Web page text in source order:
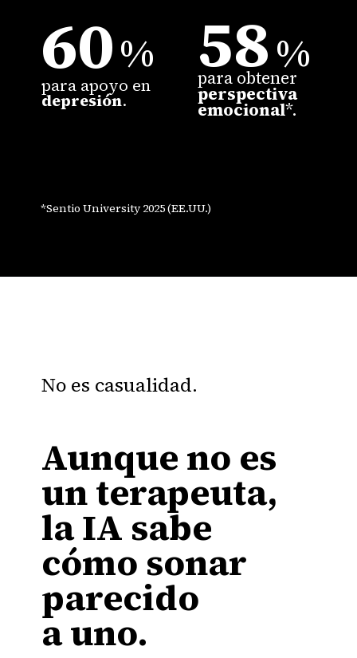
*Sentio University 2025 (EE.UU.)
60
para apoyo en
depresión.
% 58
para obtener
perspectiva
emocional*.
%
Aunque no es
un terapeuta,
la IA sabe
cómo sonar
parecido
a uno.
No es casualidad.